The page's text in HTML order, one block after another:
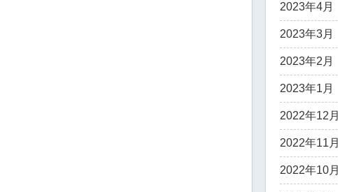
2023年4月
2023年3月
2023年2月
2023年1月
2022年12月
2022年11月
2022年10月